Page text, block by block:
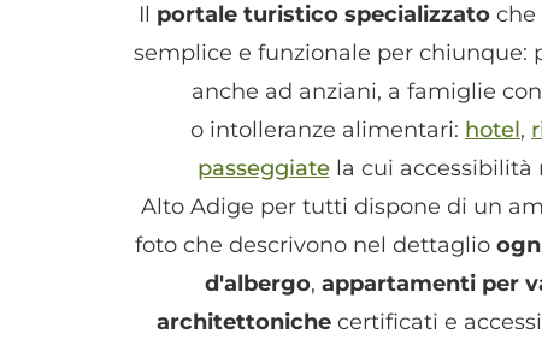
Il portale turistico specializzato che
semplice e funzionale per chiunque:
anche ad anziani, a famiglie
o intolleranze alimentari: hotel,
passeggiatela cui accessibilità
Alto Adige per tutti dispone di un
foto che descrivono nel dettaglio
d'albergo, appartamenti per
architettoniche certificati e